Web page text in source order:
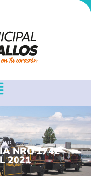
NRO 1742
2021